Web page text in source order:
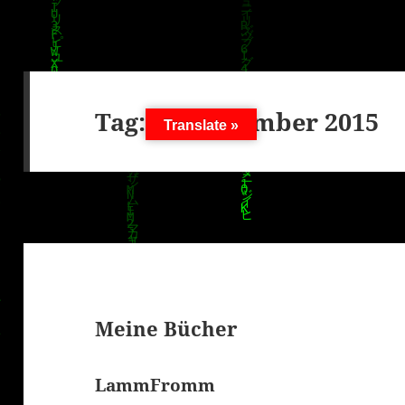
Tag: 20. Dezember 2015
Meine Bücher
LammFromm
Translate »